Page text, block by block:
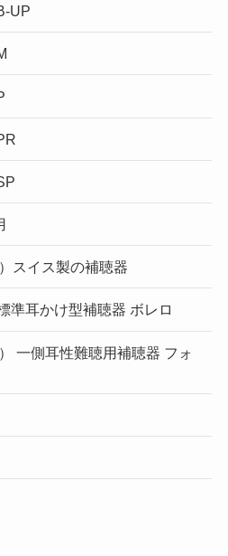
UP
スイス製の補聴器
準耳かけ型補聴器 ボレロ
一側耳性難聴用補聴器 フォ